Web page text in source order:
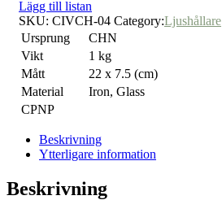
Lägg till listan
SKU: CIVCH-04 Category:Ljushållare
Ursprung
CHN
Vikt
1 kg
Mått
22 x 7.5 (cm)
Material
Iron, Glass
CPNP
Beskrivning
Ytterligare information
Beskrivning